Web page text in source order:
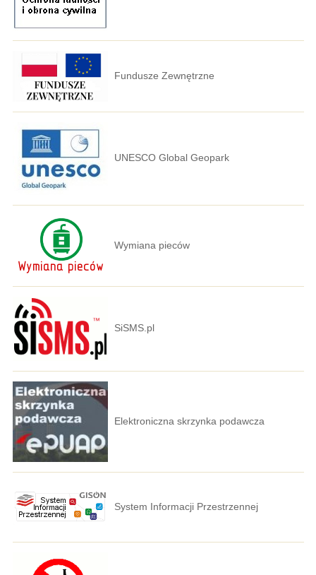
Fundusze Zewnętrzne
UNESCO Global Geopark
Wymiana pieców
SiSMS.pl
Elektroniczna skrzynka podawcza
System Informacji Przestrzennej